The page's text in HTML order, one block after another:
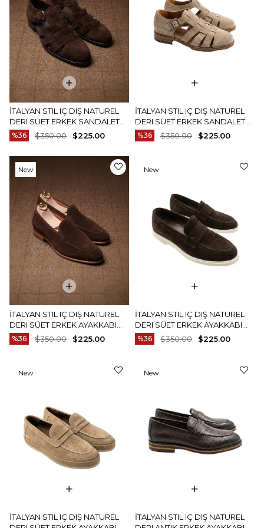
İTALYAN STIL IÇ DIŞ NATUREL
DERI SÜET ERKEK SANDALET
KAHVERENGI T15214-03
%36 $225.00
$350.00
İTALYAN STIL IÇ DIŞ NATUREL
DERI SÜET ERKEK SANDALET
BEJ T15214-09
%36 $225.00
$350.00
İTALYAN STIL IÇ DIŞ NATUREL
DERI SÜET ERKEK AYAKKABI
KAHVERENGI T15215-03
%36 $225.00
$350.00
New
İTALYAN STIL IÇ DIŞ NATUREL
DERI SÜET ERKEK AYAKKABI
KAHVERENGI T15216-03
%36 $225.00
$350.00
New
İTALYAN STIL IÇ DIŞ NATUREL
New
İTALYAN STIL IÇ DIŞ NATUREL
New